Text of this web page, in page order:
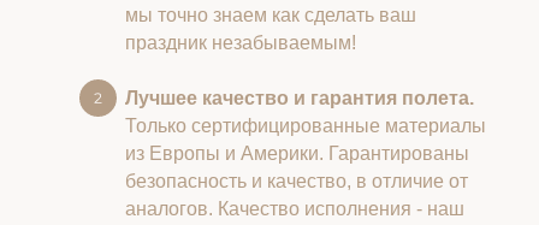
мы точно знаем как сделать ваш
праздник незабываемым!
Лучшее качество и гарантия полета.
Только сертифицированные материалы
из Европы и Америки. Гарантированы
безопасность и качество, в отличие от
аналогов. Качество исполнения - наш